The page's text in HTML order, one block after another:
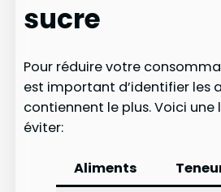
sucre
Pour réduire votre
est important d’identifier les
contiennent le plus. Voici une
éviter:
Aliments